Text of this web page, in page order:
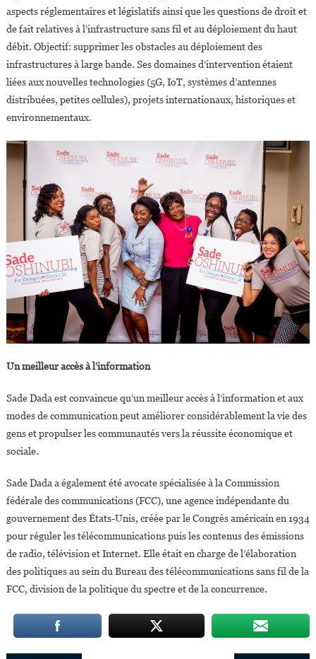
aspects réglementaires et législatifs ainsi que les questions de droit et
de fait relatives à l’infrastructure sans fil et au déploiement du haut
débit. Objectif: supprimer les obstacles au déploiement des
infrastructures à large bande. Ses domaines d’intervention étaient
liées aux nouvelles technologies (5G, IoT, systèmes d’antennes
distribuées, petites cellules), projets internationaux, historiques et
environnementaux.
Un meilleur accès à l’information
Sade Dada est convaincue qu’un meilleur accès à l’information et aux
modes de communication peut améliorer considérablement la vie des
gens et propulser les communautés vers la réussite économique et
sociale.
Sade Dada a également été avocate spécialisée à la Commission
fédérale des communications (FCC), une agence indépendante du
gouvernement des États-Unis, créée par le Congrès américain en 1934
pour réguler les télécommunications puis les contenus des émissions
de radio, télévision et Internet. Elle était en charge de l’élaboration
des politiques au sein du Bureau des télécommunications sans fil de la
FCC, division de la politique du spectre et de la concurrence.